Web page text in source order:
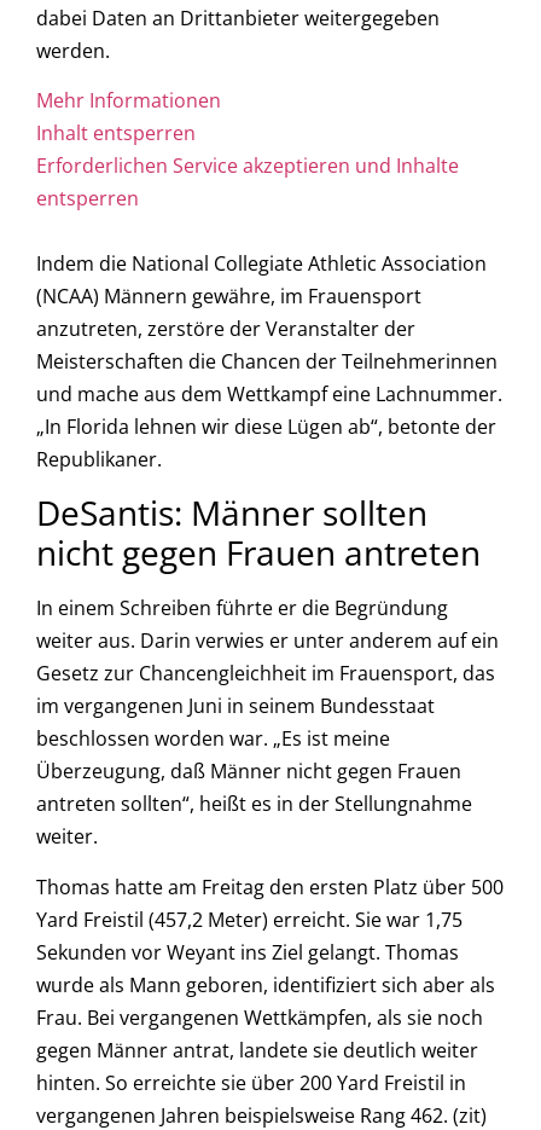
dabei Daten an Drittanbieter weitergegeben
werden.
Mehr Informationen
Inhalt entsperren
Erforderlichen Service akzeptieren und Inhalte
entsperren
Indem die National Collegiate Athletic Association
(NCAA) Männern gewähre, im Frauensport
anzutreten, zerstöre der Veranstalter der
Meisterschaften die Chancen der Teilnehmerinnen
und mache aus dem Wettkampf eine Lachnummer.
„In Florida lehnen wir diese Lügen ab“, betonte der
Republikaner.
DeSantis: Männer sollten
nicht gegen Frauen antreten
In einem Schreiben führte er die Begründung
weiter aus. Darin verwies er unter anderem auf ein
Gesetz zur Chancengleichheit im Frauensport, das
im vergangenen Juni in seinem Bundesstaat
beschlossen worden war. „Es ist meine
Überzeugung, daß Männer nicht gegen Frauen
antreten sollten“, heißt es in der Stellungnahme
weiter.
Thomas hatte am Freitag den ersten Platz über 500
Yard Freistil (457,2 Meter) erreicht. Sie war 1,75
Sekunden vor Weyant ins Ziel gelangt. Thomas
wurde als Mann geboren, identifiziert sich aber als
Frau. Bei vergangenen Wettkämpfen, als sie noch
gegen Männer antrat, landete sie deutlich weiter
hinten. So erreichte sie über 200 Yard Freistil in
vergangenen Jahren beispielsweise Rang 462. (zit)